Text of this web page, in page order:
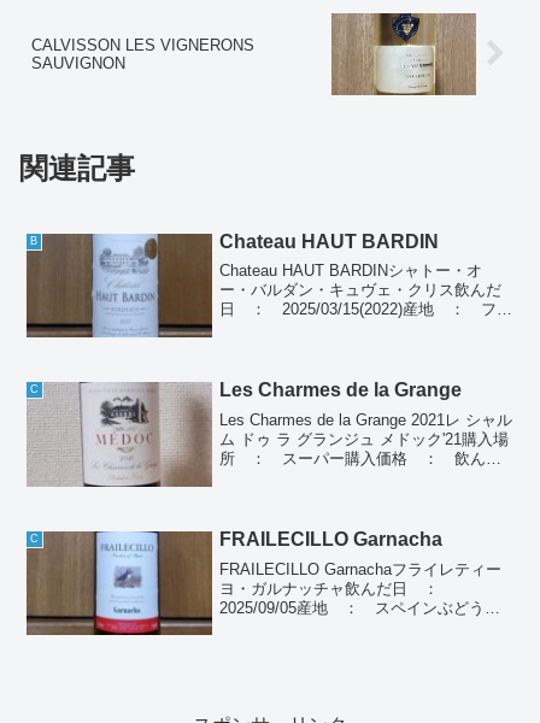
CALVISSON LES VIGNERONS
SAUVIGNON
関連記事
B Chateau HAUT BARDIN
Chateau HAUT BARDINシャトー・オ
ー・バルダン・キュヴェ・クリス飲んだ
日 ： 2025/03/15(2022)産地 ： フラ
C Les Charmes de la Grange
Les Charmes de la Grange 2021レ シャル
ム ドゥ ラ グランジュ メドック'21購入場
所 ： スーパー購入価格 ： 飲んだ
C FRAILECILLO Garnacha
FRAILECILLO Garnachaフライレティー
ヨ・ガルナッチャ飲んだ日 ：
2025/09/05産地 ： スペインぶどう品